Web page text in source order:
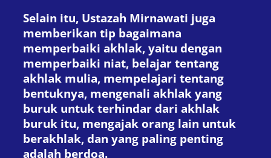
Selain itu, Ustazah Mirnawati juga
memberikan tip bagaimana
memperbaiki akhlak, yaitu dengan
memperbaiki niat, belajar tentang
akhlak mulia, mempelajari tentang
bentuknya, mengenali akhlak yang
buruk untuk terhindar dari akhlak
buruk itu, mengajak orang lain untuk
berakhlak, dan yang paling penting
adalah berdoa.